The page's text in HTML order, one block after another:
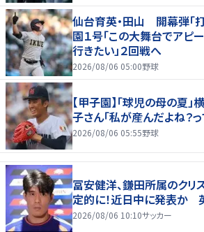
仙台育英・田山 開幕弾「
園１号「この大舞台でアピ
行きたい」２回戦へ
2026/08/06 05:00野球
【甲子園】「球児の母の夏
子さん「私が産んだよね？
2026/08/06 05:55野球
冨安健洋、鎌田所属のクリ
定的に！近日中に発表か
2026/08/06 10:10サッカー